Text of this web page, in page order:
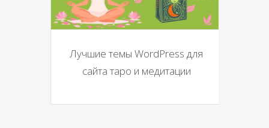
Лучшие темы WordPress для
сайта таро и медитации